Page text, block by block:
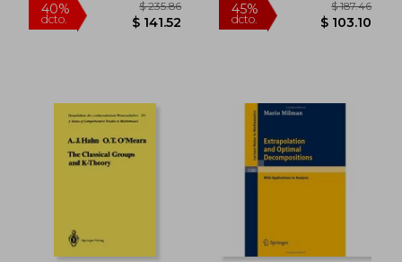
Wissenschaften)